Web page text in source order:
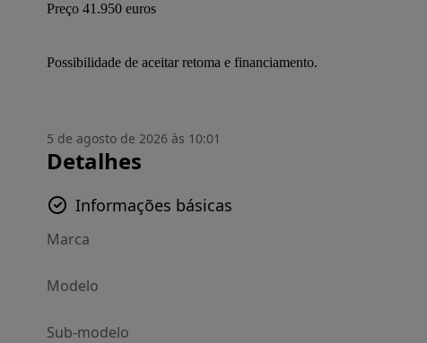
Preço 41.950 euros
Possibilidade de aceitar retoma e financiamento.
5 de agosto de 2026 às 10:01
Detalhes
Informações básicas
Marca
Modelo
Sub-modelo